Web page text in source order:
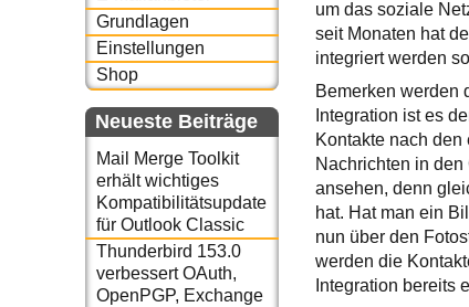
Grundlagen
Einstellungen
Shop
Neueste Beiträge
Mail Merge Toolkit
erhält wichtiges
Kompatibilitätsupdate
für Outlook Classic
Thunderbird 153.0
verbessert OAuth,
OpenPGP, Exchange
um das soziale
seit Monaten hat
integriert werden
Bemerken werden
Integration ist es
Kontakte nach
Nachrichten in
ansehen, denn
hat. Hat man ein
nun über den
werden die
Integration bereits